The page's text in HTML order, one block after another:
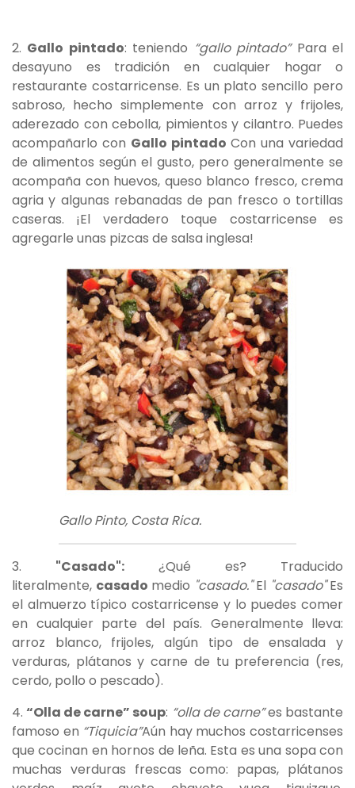
2. Gallo pintado: teniendo “gallo pintado”Para el
desayuno es tradición en cualquier hogar o
restaurante costarricense. Es un plato sencillo pero
sabroso, hecho simplemente con arroz y frijoles,
aderezado con cebolla, pimientos y cilantro. Puedes
acompañarlo con Gallo pintado Con una variedad
de alimentos según el gusto, pero generalmente se
acompaña con huevos, queso blanco fresco, crema
agria y algunas rebanadas de pan fresco o tortillas
caseras. ¡El verdadero toque costarricense es
agregarle unas pizcas de salsa inglesa!
Gallo Pinto, Costa Rica.
3. "Casado": ¿Qué es? Traducido
literalmente, casado medio "casado."El "casado"Es
el almuerzo típico costarricense y lo puedes comer
en cualquier parte del país. Generalmente lleva:
arroz blanco, frijoles, algún tipo de ensalada y
verduras, plátanos y carne de tu preferencia (res,
cerdo, pollo o pescado).
4.“Olla de carne” soup: “olla de carne”es bastante
famoso en “Tiquicia”Aún hay muchos costarricenses
que cocinan en hornos de leña. Esta es una sopa con
muchas verduras frescas como: papas, plátanos